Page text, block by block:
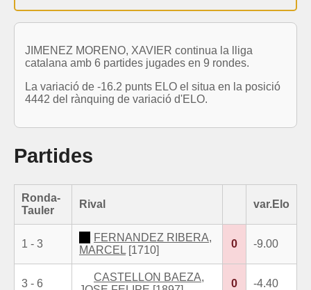
JIMENEZ MORENO, XAVIER continua la lliga
catalana amb 6 partides jugades en 9 rondes.
La variació de -16.2 punts ELO el situa en la posició
4442 del rànquing de variació d'ELO.
Partides
Ronda-
Tauler
Rival var.Elo
1 - 3
FERNANDEZ RIBERA,
MARCEL [1710]
0 -9.00
3 - 6
CASTELLON BAEZA,
0 -4.40